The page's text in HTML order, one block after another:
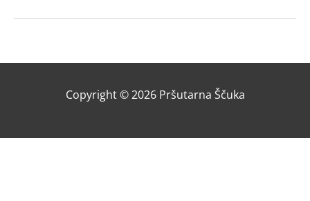
Copyright © 2026 Pršutarna Ščuka